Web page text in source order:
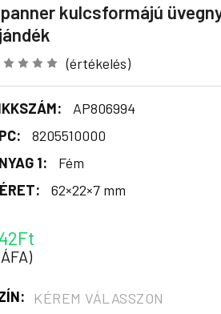
kulcsformájú
(értékelés)
AP806994
8205510000
1:
Fém
62×22×7 mm
KÉREM VÁLASSZON